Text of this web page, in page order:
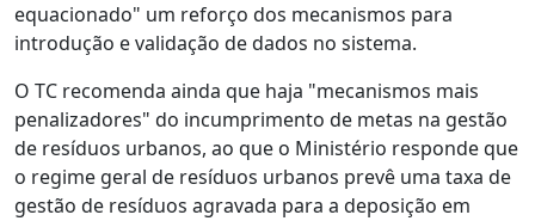
equacionado" um reforço dos mecanismos para
introdução e validação de dados no sistema.
O TC recomenda ainda que haja "mecanismos mais
penalizadores" do incumprimento de metas na gestão
de resíduos urbanos, ao que o Ministério responde que
o regime geral de resíduos urbanos prevê uma taxa de
gestão de resíduos agravada para a deposição em